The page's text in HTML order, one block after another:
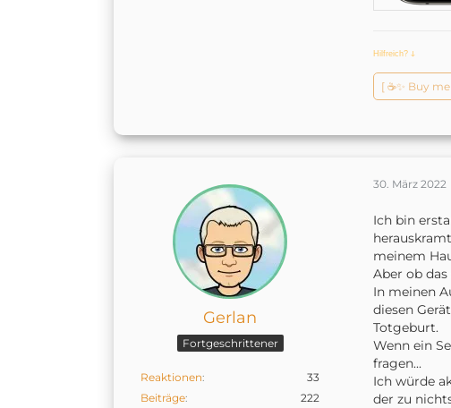
Hilfreich? ↆ
[ ☕️✨ Buy
Gerlan
Fortgeschrittener
Reaktionen
33
Beiträge
222
30. März 2022
Ich bin
meinem
Aber ob
In meinen
diesen
Totgeburt.
Wenn ein
fragen...
Ich würde
der zu